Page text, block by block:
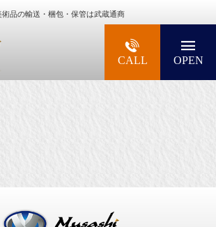
品の輸送・梱包・保管は武蔵通商
大型精密機械・美術品・高級楽器の梱包・輸送
CALL OPEN